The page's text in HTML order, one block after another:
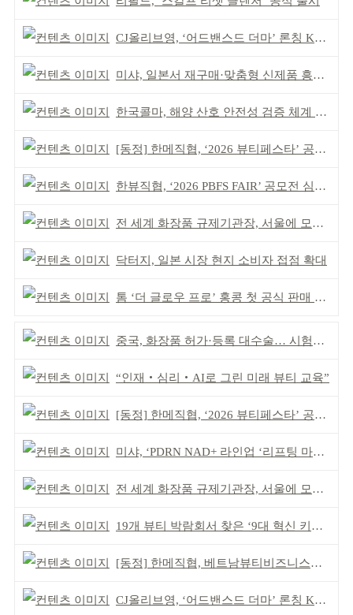
CJ올리브영, ‘어드밴스드 더마’ 론칭 K더마 육성 박차
미샤, 일본서 재구매·맞춤형 신제품 흥행 ‘쌍끌이’
한국콜마, 해양 산호 안전성 검증 체계 구축
[동정] 한메직협, ‘2026 뷰티페스타’ 공동 주최
한뷰직협, ‘2026 PBFS FAIR’ 공모전 심사 성료
전 세계 화장품 규제기관장, 서울에 모인다
닥터지, 일본 시장 현지 소비자 접점 확대
톰 ‘더 글로우 프로’ 홍콩 첫 공식 판매 완판
중국, 화장품 허가·등록 대수술… 시험자료 공용 허용
“인재‧심리‧AI로 그린 미래 뷰티 교육”
[동정] 한메직협, ‘2026 뷰티페스타’ 공동 주최
미샤, ‘PDRN NAD+ 라인업 ‘리프팅 마스크’ 출시
전 세계 화장품 규제기관장, 서울에 모인다
19개 뷰티 박람회서 찾은 ‘9대 혁신 키워드’
[동정] 한메직협, 베트남뷰티비즈니스협회와 MOU
CJ올리브영, ‘어드밴스드 더마’ 론칭 K더마 육성 박차